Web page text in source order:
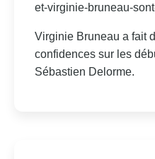
et-virginie-bruneau-
Virginie Bruneau a fait
confidences sur les
Sébastien Delorme.